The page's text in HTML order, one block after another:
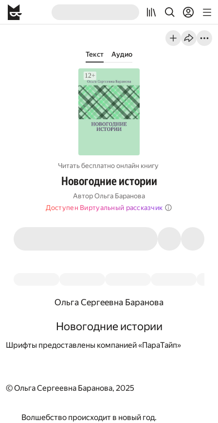
Текст Аудио
Читать бесплатно онлайн книгу
Новогодние истории
АвторОльга Баранова
Доступен Виртуальный рассказчик
Ольга Сергеевна Баранова
Новогодние истории
Шрифты предоставлены компанией «ПараТайп»
© Ольга Сергеевна Баранова, 2025
Волшебство происходит в новый год.